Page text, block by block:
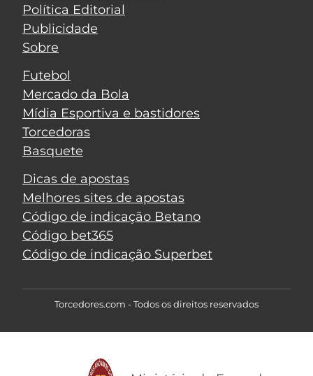
Política Editorial
Publicidade
Sobre
Futebol
Mercado da Bola
Mídia Esportiva e bastidores
Torcedoras
Basquete
Dicas de apostas
Melhores sites de apostas
Código de indicação Betano
Código bet365
Código de indicação Superbet
Torcedores.com - Todos os direitos reservados